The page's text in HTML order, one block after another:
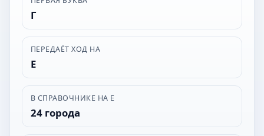
Г
ПЕРЕДАЁТ ХОД НА
Е
В СПРАВОЧНИКЕ НА Е
24 города